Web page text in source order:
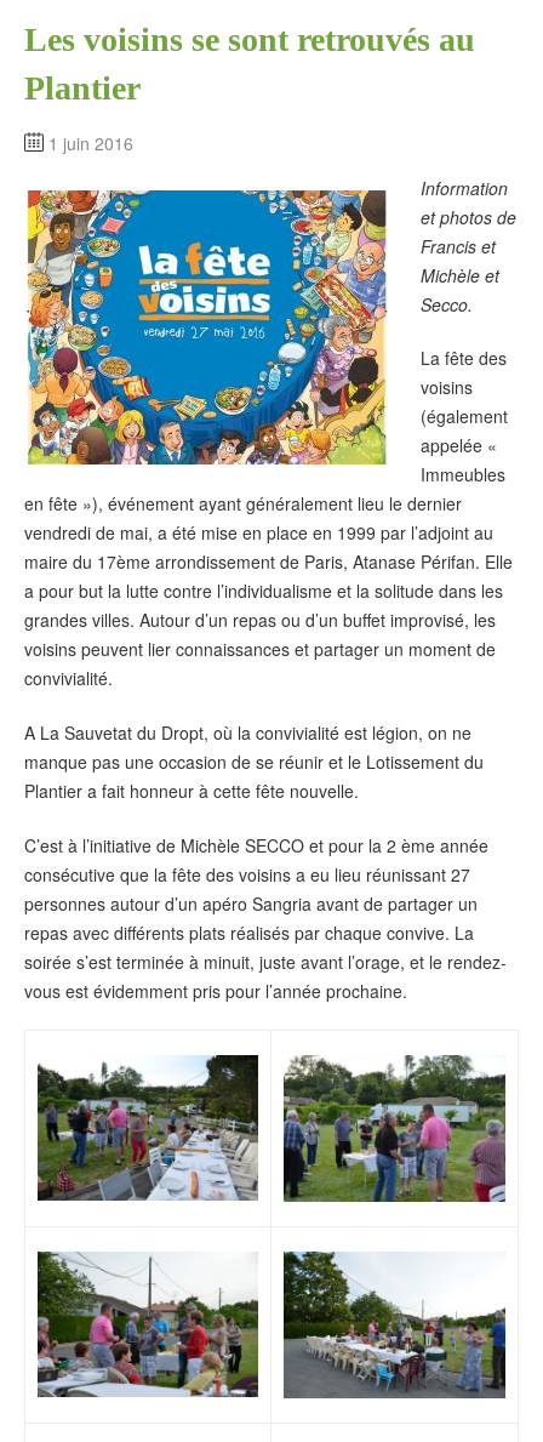
Les voisins se sont retrouvés au
Plantier
1 juin 2016
Information
et photos de
Francis et
Michèle et
Secco.
La fête des
voisins
(également
appelée «
Immeubles
en fête »), événement ayant généralement lieu le dernier
vendredi de mai, a été mise en place en 1999 par l’adjoint au
maire du 17ème arrondissement de Paris, Atanase Périfan. Elle
a pour but la lutte contre l’individualisme et la solitude dans les
grandes villes. Autour d’un repas ou d’un buffet improvisé, les
voisins peuvent lier connaissances et partager un moment de
convivialité.
A La Sauvetat du Dropt, où la convivialité est légion, on ne
manque pas une occasion de se réunir et le Lotissement du
Plantier a fait honneur à cette fête nouvelle.
C’est à l’initiative de Michèle SECCO et pour la 2 ème année
consécutive que la fête des voisins a eu lieu réunissant 27
personnes autour d’un apéro Sangria avant de partager un
repas avec différents plats réalisés par chaque convive. La
soirée s’est terminée à minuit, juste avant l’orage, et le rendez-
vous est évidemment pris pour l’année prochaine.